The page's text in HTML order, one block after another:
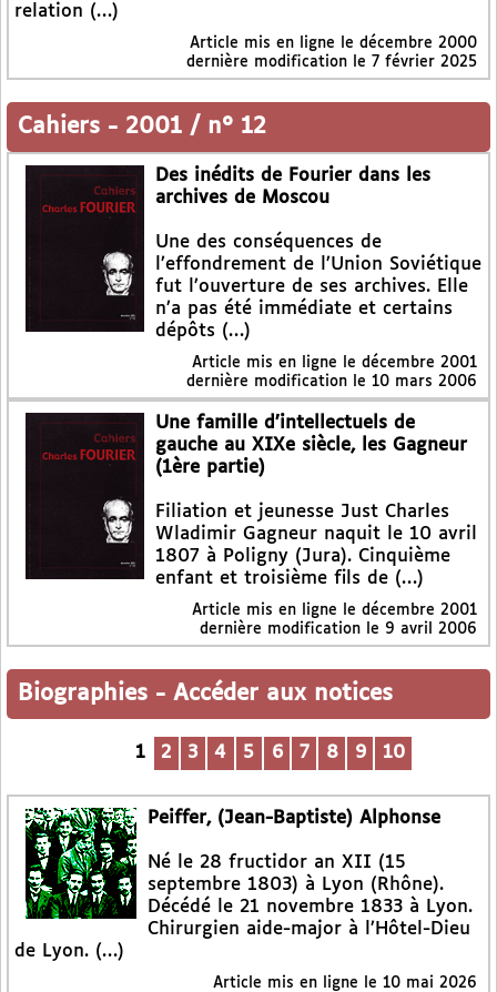
relation (…)
Article mis en ligne le décembre 2000
dernière modification le 7 février 2025
Cahiers - 2001 / n° 12
Des inédits de Fourier dans les
archives de Moscou
Une des conséquences de
l’effondrement de l’Union Soviétique
fut l’ouverture de ses archives. Elle
n’a pas été immédiate et certains
dépôts (…)
Article mis en ligne le décembre 2001
dernière modification le 10 mars 2006
Une famille d’intellectuels de
gauche au XIXe siècle, les Gagneur
(1ère partie)
Filiation et jeunesse Just Charles
Wladimir Gagneur naquit le 10 avril
1807 à Poligny (Jura). Cinquième
enfant et troisième fils de (…)
Article mis en ligne le décembre 2001
dernière modification le 9 avril 2006
Biographies - Accéder aux notices
1 2 3 4 5 6 7 8 9 10
Peiffer, (Jean-Baptiste) Alphonse
Né le 28 fructidor an XII (15
septembre 1803) à Lyon (Rhône).
Décédé le 21 novembre 1833 à Lyon.
Chirurgien aide-major à l’Hôtel-Dieu
de Lyon. (…)
Article mis en ligne le 10 mai 2026